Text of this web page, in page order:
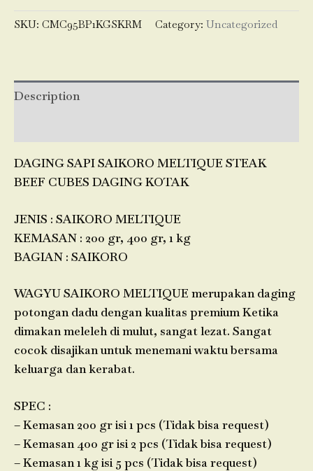
SKU: CMC95BP1KGSKRM Category: Uncategorized
Description
DAGING SAPI SAIKORO MELTIQUE STEAK
BEEF CUBES DAGING KOTAK
JENIS : SAIKORO MELTIQUE
KEMASAN : 200 gr, 400 gr, 1 kg
BAGIAN : SAIKORO
WAGYU SAIKORO MELTIQUE merupakan daging
potongan dadu dengan kualitas premium Ketika
dimakan meleleh di mulut, sangat lezat. Sangat
cocok disajikan untuk menemani waktu bersama
keluarga dan kerabat.
SPEC :
– Kemasan 200 gr isi 1 pcs (Tidak bisa request)
– Kemasan 400 gr isi 2 pcs (Tidak bisa request)
– Kemasan 1 kg isi 5 pcs (Tidak bisa request)